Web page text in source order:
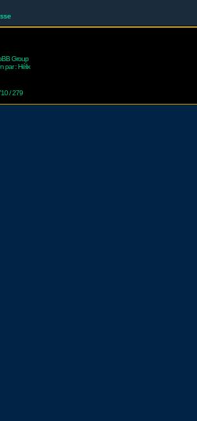
Group
par :Hélix
/ 279